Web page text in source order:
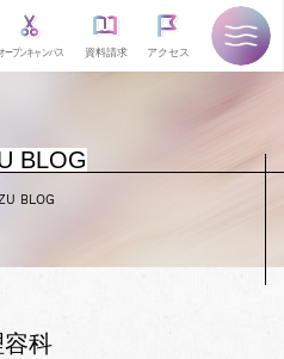
ープンキャンパス 資料請求 アクセス
BLOG
BLOG
科